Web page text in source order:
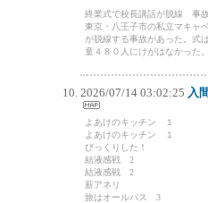
終業式で校長講話が脱線 事
東京・八王子市の私立マキャ
が脱線する事故があった。式
童４８０人にけがはなかった
2026/07/14 03:02:25 入
よあけのキッチン １
よあけのキッチン １
びっくりした！
結液感戦 2
結液感戦 2
薪アネリ
旅はオールパス 3